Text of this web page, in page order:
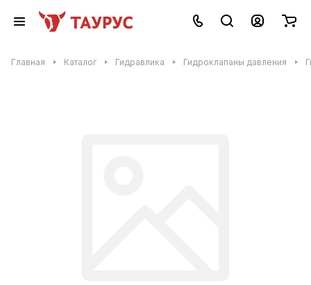
Главная Каталог Гидравлика Гидроклапаны давления